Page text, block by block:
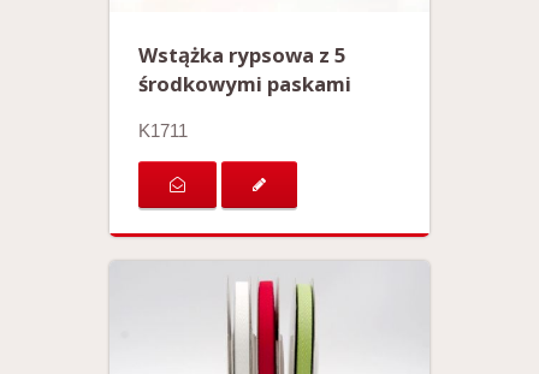
Wstążka rypsowa z 5
środkowymi paskami
K1711